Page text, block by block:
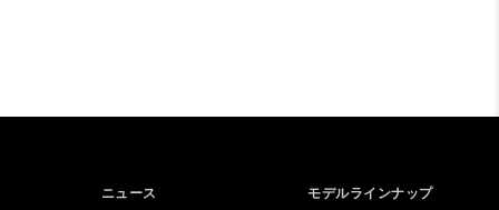
ニュース
モデルラインナップ